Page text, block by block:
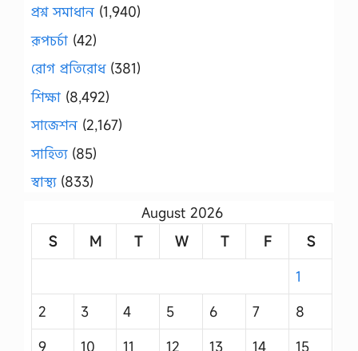
প্রশ্ন সমাধান (1,940)
রূপচর্চা (42)
রোগ প্রতিরোধ(381)
শিক্ষা (8,492)
সাজেশন (2,167)
সাহিত্য(85)
স্বাস্থ্য(833)
August 2026
S
M T W T F
S
1
2
3 4 5 6 7
8
9
10 11 12 13 14 15